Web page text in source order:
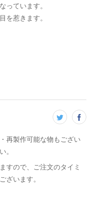
っています。
を惹きます。
再製作可能な物もござい
。
すので、ご注文のタイミ
ざいます。